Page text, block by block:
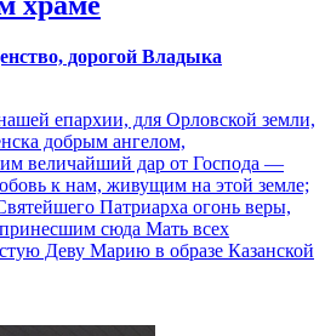
дорогой Владыка
епархии, для Орловской земли,
добрым ангелом,
величайший дар от Господа —
к нам, живущим на этой земле;
Патриарха огонь веры,
сюда Мать всех
Деву Марию в образе Казанской